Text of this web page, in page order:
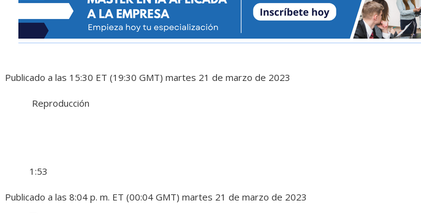
Publicado a las 15:30 ET (19:30 GMT) martes 21 de marzo de 2023
Reproducción
1:53
Publicado a las 8:04 p. m. ET (00:04 GMT) martes 21 de marzo de 2023